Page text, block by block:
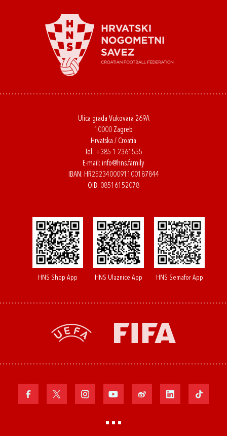
Ulica grada Vukovara 269A
10000 Zagreb
Hrvatska / Croatia
Tel: +385 1 2361555
E-mail: info@hns.family
IBAN: HR2523400091100187844
OIB: 08516152078
HNS Shop App HNS Ulaznice App HNS Semafor App